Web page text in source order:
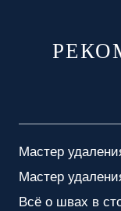
Мастер
Мастер
Всё о швах в